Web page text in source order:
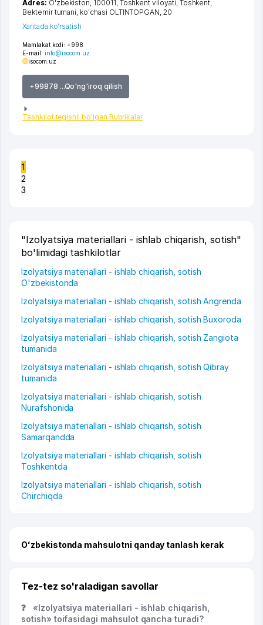
Mamlakat kodi: +998
E-mail: info@isocom.uz
isocom.uz
+99878 ...Qo'ng'iroq qilish
Tashkilot tegishli bo'lgan Rubrikalar
Adres: O'zbekiston, 100011, Toshkent viloyati, Toshkent,
Bektemir tumani, ko'chasi OLTINTOPGAN, 20
Xaritada ko'rsatish
1
2
3
"Izolyatsiya materiallari - ishlab chiqarish, sotish"
bo'limidagi tashkilotlar
Izolyatsiya materiallari - ishlab chiqarish, sotish
O'zbekistonda
Izolyatsiya materiallari - ishlab chiqarish, sotish Angrenda
Izolyatsiya materiallari - ishlab chiqarish, sotish Buxoroda
Izolyatsiya materiallari - ishlab chiqarish, sotish Zangiota
tumanida
Izolyatsiya materiallari - ishlab chiqarish, sotish Qibray
tumanida
Izolyatsiya materiallari - ishlab chiqarish, sotish
Nurafshonida
Izolyatsiya materiallari - ishlab chiqarish, sotish
Samarqandda
Izolyatsiya materiallari - ishlab chiqarish, sotish
Toshkentda
Izolyatsiya materiallari - ishlab chiqarish, sotish
Chirchiqda
Oʻzbekistonda mahsulotni qanday tanlash kerak
Tez-tez so'raladigan savollar
❓
«Izolyatsiya materiallari - ishlab chiqarish,
sotish» toifasidagi mahsulot qancha turadi?